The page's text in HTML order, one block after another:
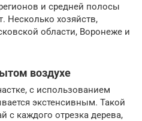
и средней полосы
Несколько хозяйств,
области, Воронеже и
воздухе
с использованием
экстенсивным. Такой
с каждого отрезка дерева,